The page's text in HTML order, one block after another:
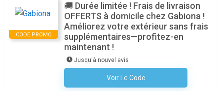
CODE PROMO
🚚 Durée limitée ! Frais de livraison
OFFERTS à domicile chez Gabiona !
Améliorez votre extérieur sans frais
supplémentaires—profitez-en
maintenant !
Jusqu'à nouvel avis
Voir Le Code
Aucun Code N'est Nécessaire